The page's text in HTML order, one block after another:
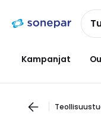
navigointiinsisältöön
Kampanjat